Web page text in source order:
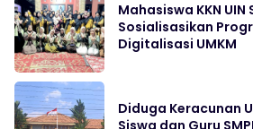
Mahasiswa KKN UIN
Sosialisasikan
Digitalisasi UMKM
Diduga Keracunan
Siswa dan Guru